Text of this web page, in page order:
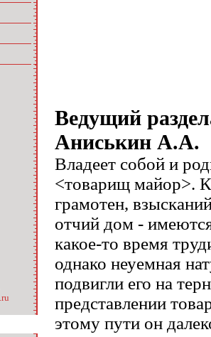
Ведущий
Аниськин А.А.
Владеет собой и
<товарищ майор>. К
грамотен,
отчий дом -
какое-то время
однако неуемная
подвигли его на
представлении
этому пути он